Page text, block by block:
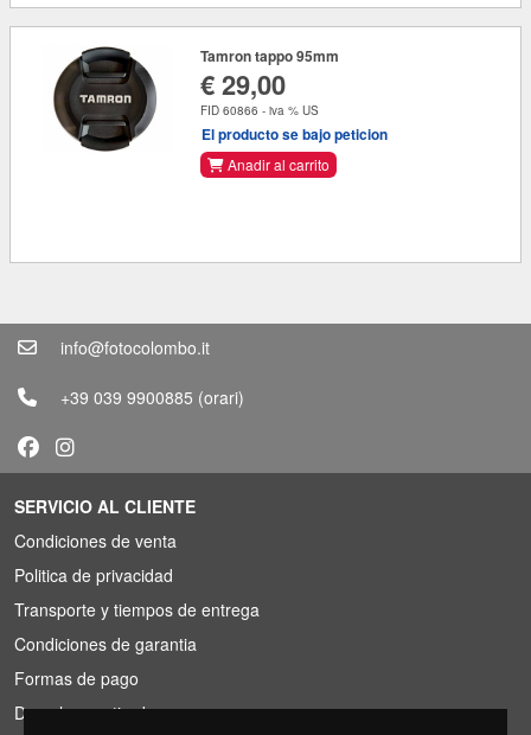
Tamron tappo 95mm
€ 29,00
FID 60866 - iva % US
El producto se bajo peticion
Anadir al carrito
info@fotocolombo.it
+39 039 9900885 (orari)
SERVICIO AL CLIENTE
Condiciones de venta
Politica de privacidad
Transporte y tiempos de entrega
Condiciones de garantia
Formas de pago
Derecho a retirada